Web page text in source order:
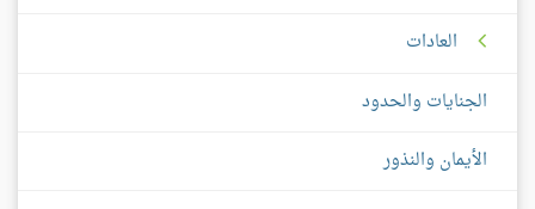
العادات
الجنايات والحدود
الأيمان والنذور